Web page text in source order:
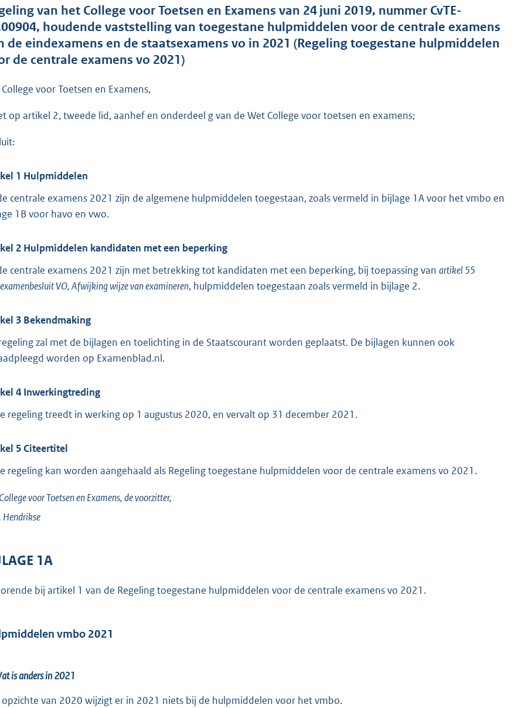
t
a
n
o
:
K
b
van het College voor Toetsen en Examens van 24 juni 2019, nummer CvTE-
houdende vaststelling van toegestane hulpmiddelen voor de centrale examens
de eindexamens en de staatsexamens vo in 2021 (Regeling toegestane hulpmiddelen
de centrale examens vo 2021)
voor Toetsen en Examens,
op artikel 2, tweede lid, aanhef en onderdeel g van de Wet College voor toetsen en examens;
1 Hulpmiddelen
centrale examens 2021 zijn de algemene hulpmiddelen toegestaan, zoals vermeld in bijlage 1A voor het vmbo en
1B voor havo en vwo.
2 Hulpmiddelen kandidaten met een beperking
centrale examens 2021 zijn met betrekking tot kandidaten met een beperking, bij toepassing van artikel 55
VO, Afwijking wijze van examineren, hulpmiddelen toegestaan zoals vermeld in bijlage 2.
3 Bekendmaking
zal met de bijlagen en toelichting in de Staatscourant worden geplaatst. De bijlagen kunnen ook
worden op Examenblad.nl.
4 Inwerkingtreding
regeling treedt in werking op 1 augustus 2020, en vervalt op 31 december 2021.
5 Citeertitel
regeling kan worden aangehaald als Regeling toegestane hulpmiddelen voor de centrale examens vo 2021.
voor Toetsen en Examens,de voorzitter,
Hendrikse
1A
bij artikel 1 van de Regeling toegestane hulpmiddelen voor de centrale examens vo 2021.
vmbo 2021
is anders in 2021
opzichte van 2020 wijzigt er in 2021 niets bij de hulpmiddelen voor het vmbo.